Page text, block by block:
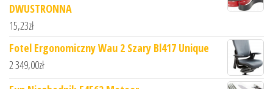
DWUSTRONNA
15,23zł
Fotel Ergonomiczny Wau 2 Szary Bl417 Unique
2 349,00zł